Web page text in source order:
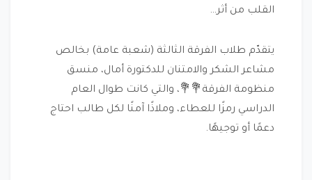
القلب من أثر…
يتقدّم طلاب الفرقة الثالثة (شعبة عامة) بخالص
مشاعر الشكر والامتنان للدكتورة أمال، منسق
منظومة الفرقة💐💐، والتي كانت طوال العام
الدراسي رمزًا للعطاء، وملاذًا آمنًا لكل طالب احتاج
دعمًا أو توجيهًا.